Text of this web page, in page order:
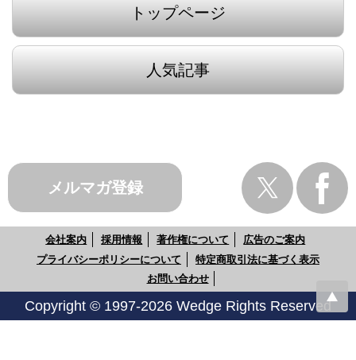
トップページ
人気記事
メルマガ登録
会社案内 採用情報 著作権について
広告のご案内
プライバシーポリシーについて
特定商取引法に基づく表示
お問い合わせ
Copyright © 1997-2026 Wedge Rights Reserved